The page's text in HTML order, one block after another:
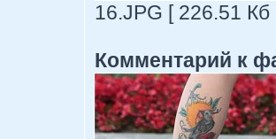
16.JPG [ 226.51
Комментарий к